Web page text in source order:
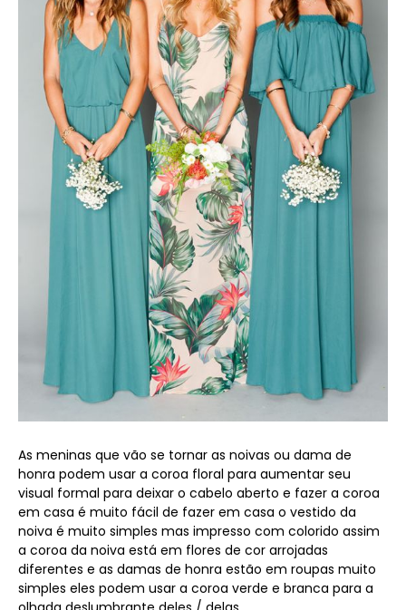
As meninas que vão se tornar as noivas ou dama de
honra podem usar a coroa floral para aumentar seu
visual formal para deixar o cabelo aberto e fazer a coroa
em casa é muito fácil de fazer em casa o vestido da
noiva é muito simples mas impresso com colorido assim
a coroa da noiva está em flores de cor arrojadas
diferentes e as damas de honra estão em roupas muito
simples eles podem usar a coroa verde e branca para a